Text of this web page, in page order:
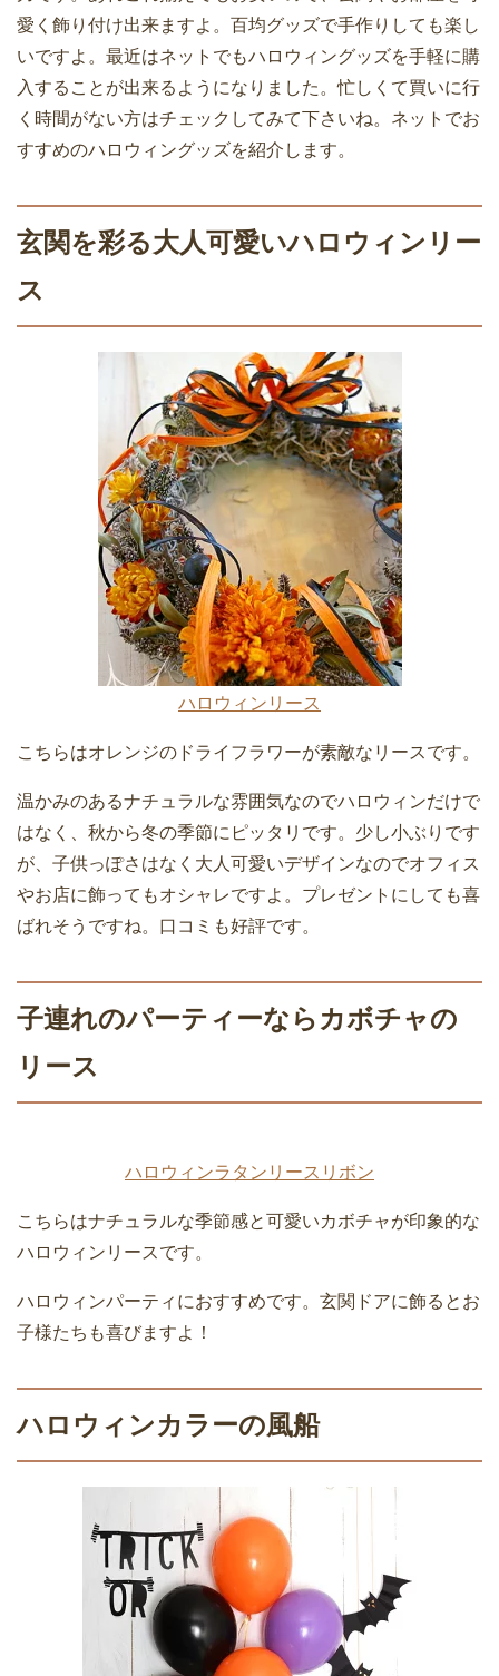
愛く飾り付け出来ますよ。百均グッズで手作りしても楽し
いですよ。最近はネットでもハロウィングッズを手軽に購
入することが出来るようになりました。忙しくて買いに行
く時間がない方はチェックしてみて下さいね。ネットでお
すすめのハロウィングッズを紹介します。
玄関を彩る大人可愛いハロウィンリー
ス
ハロウィンリース
こちらはオレンジのドライフラワーが素敵なリースです。
温かみのあるナチュラルな雰囲気なのでハロウィンだけで
はなく、秋から冬の季節にピッタリです。少し小ぶりです
が、子供っぽさはなく大人可愛いデザインなのでオフィス
やお店に飾ってもオシャレですよ。プレゼントにしても喜
ばれそうですね。口コミも好評です。
子連れのパーティーならカボチャの
リース
ハロウィンラタンリースリボン
こちらはナチュラルな季節感と可愛いカボチャが印象的な
ハロウィンリースです。
ハロウィンパーティにおすすめです。玄関ドアに飾るとお
子様たちも喜びますよ！
ハロウィンカラーの風船